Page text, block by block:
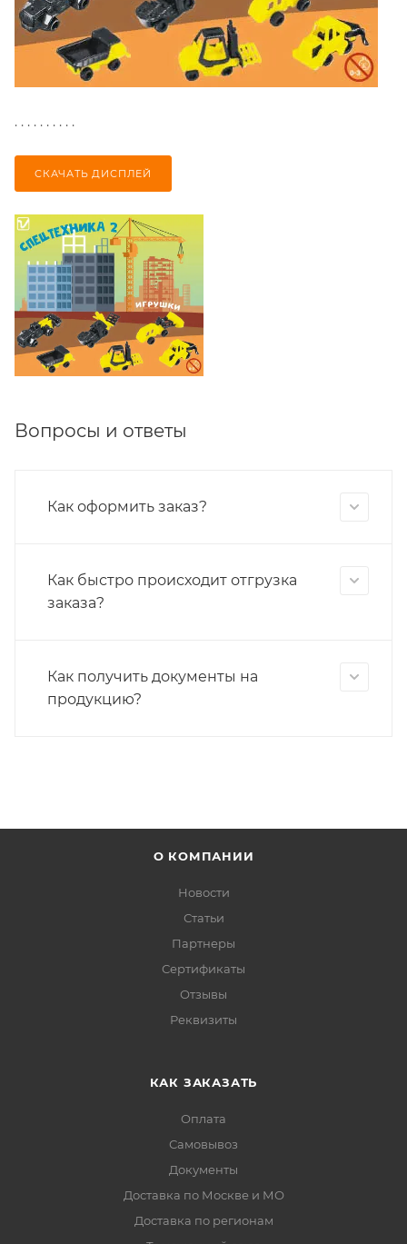
. . . . . . . . . .
СКАЧАТЬ ДИСПЛЕЙ
Вопросы и ответы
Как оформить заказ?
Как быстро происходит отгрузка
заказа?
Как получить документы на
продукцию?
О КОМПАНИИ
Новости
Статьи
Партнеры
Сертификаты
Отзывы
Реквизиты
КАК ЗАКАЗАТЬ
Оплата
Самовывоз
Документы
Доставка по Москве и МО
Доставка по регионам